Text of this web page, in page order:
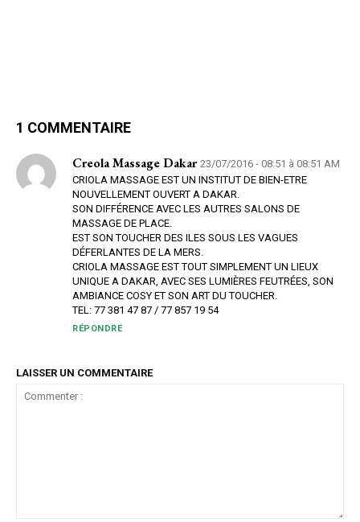
1 COMMENTAIRE
Creola Massage Dakar 23/07/2016 - 08:51 à 08:51 AM
CRIOLA MASSAGE EST UN INSTITUT DE BIEN-ETRE
NOUVELLEMENT OUVERT A DAKAR.
SON DIFFÉRENCE AVEC LES AUTRES SALONS DE
MASSAGE DE PLACE.
EST SON TOUCHER DES ILES SOUS LES VAGUES
DÉFERLANTES DE LA MERS.
CRIOLA MASSAGE EST TOUT SIMPLEMENT UN LIEUX
UNIQUE A DAKAR, AVEC SES LUMIÈRES FEUTRÉES, SON
AMBIANCE COSY ET SON ART DU TOUCHER.
TEL: 77 381 47 87 / 77 857 19 54
RÉPONDRE
LAISSER UN COMMENTAIRE